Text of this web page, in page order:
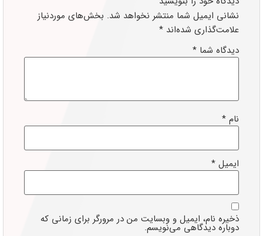
نشانی ایمیل شما منتشر نخواهد شد. بخش‌های موردنیاز
علامت‌گذاری شده‌اند *
دیدگاه شما *
نام *
ایمیل *
ذخیره نام، ایمیل و وبسایت من در مرورگر برای زمانی که
دوباره دیدگاهی می‌نویسم.